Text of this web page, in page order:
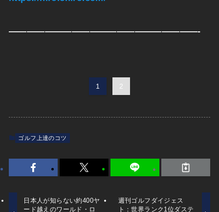
—————————————————————-
1 2
ゴルフ上達のコツ
日本人が知らない約400ヤ
ード越えのワールド・ロ
週刊ゴルフダイジェス
ト：世界ランク1位ダステ